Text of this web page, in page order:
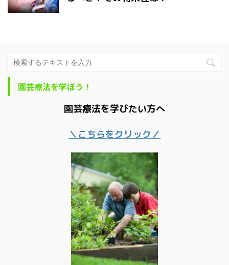
園芸療法を学ぼう！
園芸療法を学びたい方へ
＼こちらをクリック／